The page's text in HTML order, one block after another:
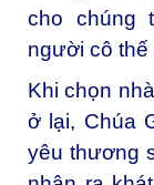
cho chúng
người cô thế
Khi chọn
ở lại, Chúa
yêu thương